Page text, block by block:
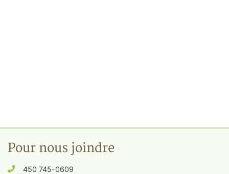
Pour nous joindre
450 745-0609